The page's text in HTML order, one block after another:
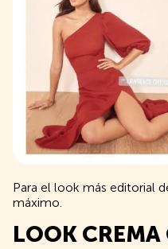
Para el look más editorial
máximo.
LOOK CREMA